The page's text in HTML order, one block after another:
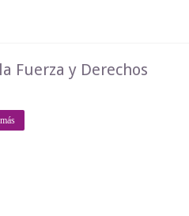
Fuerza y Derechos